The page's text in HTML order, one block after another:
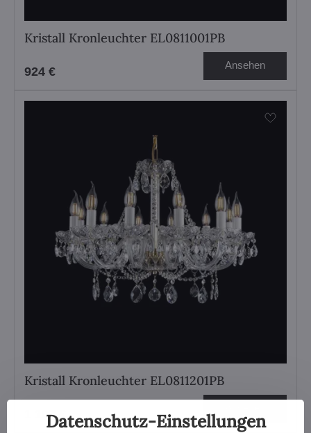
Kristall Kronleuchter EL0811001PB
924 € Ansehen
Kristall Kronleuchter EL0811201PB
1 107 €Datenschutz-Einstellungen